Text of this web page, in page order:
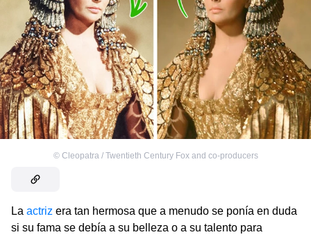
© Cleopatra / Twentieth Century Fox and co-producers
La actriz era tan hermosa que a menudo se ponía en duda
si su fama se debía a su belleza o a su talento para